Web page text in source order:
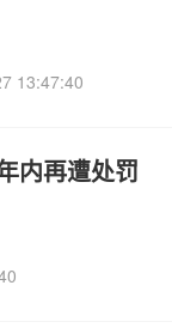
13:47:40
内再遭处罚